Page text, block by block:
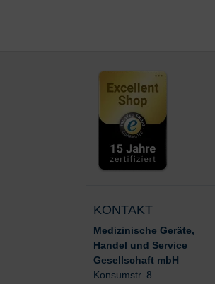
KONTAKT
Medizinische Geräte,
Handel und Service
Gesellschaft mbH
Konsumstr. 8